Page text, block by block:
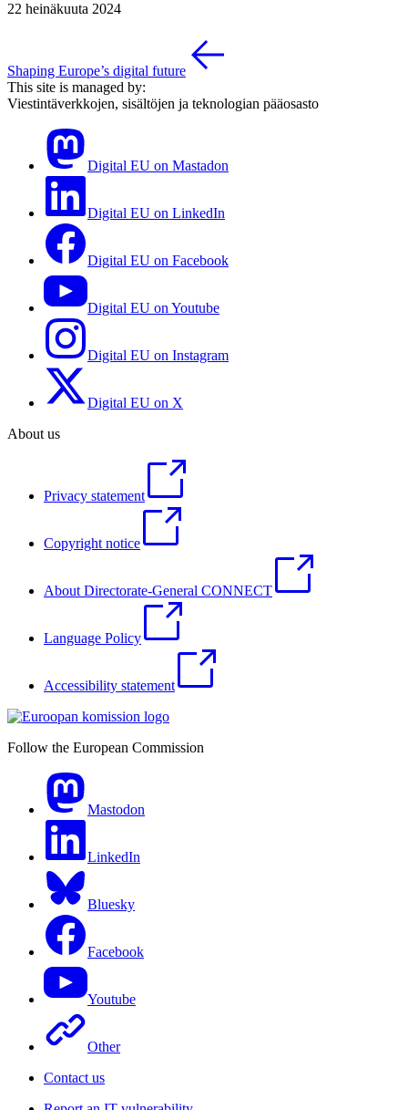
22 heinäkuuta 2024
Shaping Europe’s digital future
This site is managed by:
Viestintäverkkojen, sisältöjen ja teknologian pääosasto
Digital EU on Mastadon
Digital EU on LinkedIn
Digital EU on Facebook
Digital EU on Youtube
Digital EU on Instagram
Digital EU on X
About us
Privacy statement
Copyright notice
About Directorate-General CONNECT
Language Policy
Accessibility statement
Follow the European Commission
Mastodon
LinkedIn
Bluesky
Facebook
Youtube
Other
Contact us